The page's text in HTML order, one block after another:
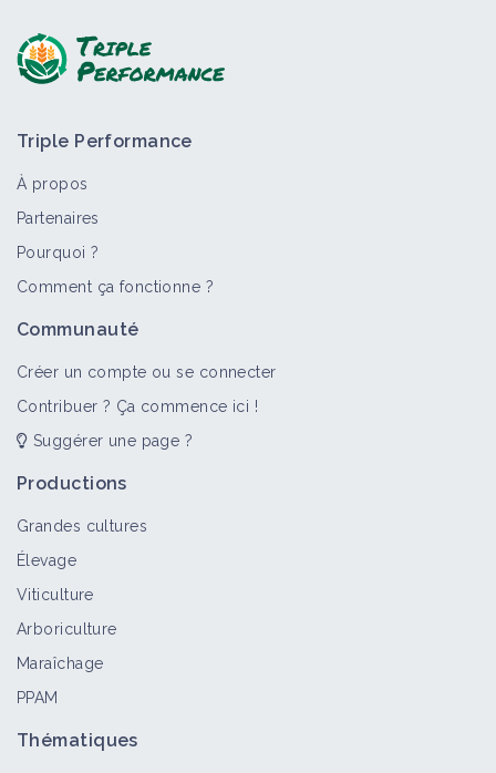
Triple Performance
À propos
Partenaires
Pourquoi ?
Comment ça fonctionne ?
Communauté
Créer un compte ou se connecter
Contribuer ? Ça commence ici !
Suggérer une page ?
Productions
Grandes cultures
Élevage
Viticulture
Arboriculture
Maraîchage
PPAM
Thématiques